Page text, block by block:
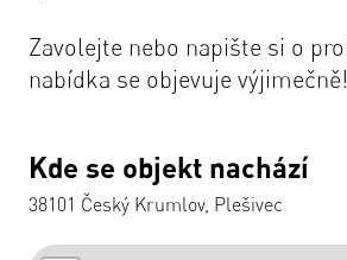
Zavolejte nebo napište si o
nabídka se objevuje výjimečně!
Kde se objekt nachází
38101 Český Krumlov, Plešivec